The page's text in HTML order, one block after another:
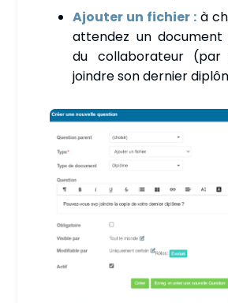
Ajouter un fichier : à
attendez un
du collaborateur (par
joindre son dernier